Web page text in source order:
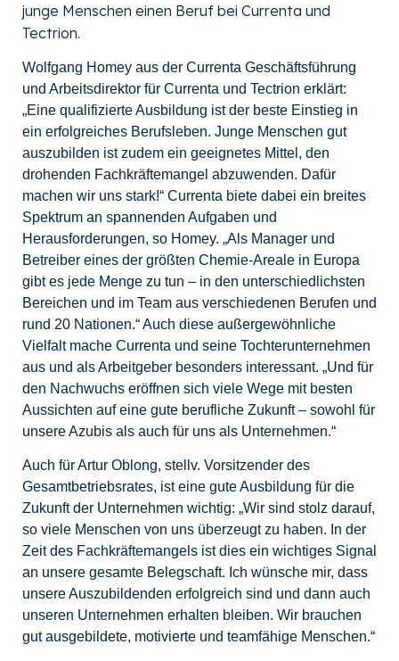
junge Menschen einen Beruf bei Currenta und
Tectrion.
Wolfgang Homey aus der Currenta Geschäftsführung
und Arbeitsdirektor für Currenta und Tectrion erklärt:
„Eine qualifizierte Ausbildung ist der beste Einstieg in
ein erfolgreiches Berufsleben. Junge Menschen gut
auszubilden ist zudem ein geeignetes Mittel, den
drohenden Fachkräftemangel abzuwenden. Dafür
machen wir uns stark!“ Currenta biete dabei ein breites
Spektrum an spannenden Aufgaben und
Herausforderungen, so Homey. „Als Manager und
Betreiber eines der größten Chemie-Areale in Europa
gibt es jede Menge zu tun – in den unterschiedlichsten
Bereichen und im Team aus verschiedenen Berufen und
rund 20 Nationen.“ Auch diese außergewöhnliche
Vielfalt mache Currenta und seine Tochterunternehmen
aus und als Arbeitgeber besonders interessant. „Und für
den Nachwuchs eröffnen sich viele Wege mit besten
Aussichten auf eine gute berufliche Zukunft – sowohl für
unsere Azubis als auch für uns als Unternehmen.“
Auch für Artur Oblong, stellv. Vorsitzender des
Gesamtbetriebsrates, ist eine gute Ausbildung für die
Zukunft der Unternehmen wichtig: „Wir sind stolz darauf,
so viele Menschen von uns überzeugt zu haben. In der
Zeit des Fachkräftemangels ist dies ein wichtiges Signal
an unsere gesamte Belegschaft. Ich wünsche mir, dass
unsere Auszubildenden erfolgreich sind und dann auch
unseren Unternehmen erhalten bleiben. Wir brauchen
gut ausgebildete, motivierte und teamfähige Menschen.“